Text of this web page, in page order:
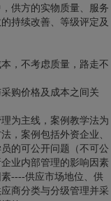
供方的实物质量、服务
持续改善、等级评定及
，不考虑质量，路走不
购价格及成本之间关
为主线，案例教学法为
，案例包括外资企业、
的可公开问题（不可公
业内部管理的影响因素
----供应市场地位、供
商分类与分级管理并采